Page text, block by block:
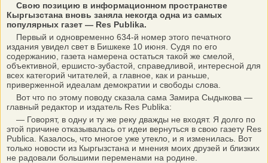
Свою позицию в информационном пространстве
Кыргызстана вновь заняла некогда одна из самых
популярных газет — Res Publika.
Первый и одновременно 634-й номер этого печатного
издания увидел свет в Бишкеке 10 июня. Судя по его
содержанию, газета намерена остаться такой же смелой,
объективной, ершисто-зубастой, справедливой, интересной для
всех категорий читателей, а главное, как и раньше,
приверженной идеалам демократии и свободы слова.
Вот что по этому поводу сказала сама Замира Сыдыкова —
главный редактор и издатель Res Publika:
— Говорят, в одну и ту же реку дважды не входят. Я долго по
этой причине отказывалась от идеи вернуться в свою газету Res
Publica. Казалось, что многое уже утекло, и я изменилась. Вот
только новости из Кыргызстана и мнения моих друзей и близких
не радовали большими переменами на родине.